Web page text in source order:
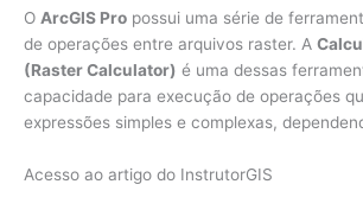
O ArcGIS Pro possui uma série de
de operações entre arquivos raster. A
(Raster Calculator) é uma dessas
capacidade para execução de operações
expressões simples e complexas,
Acesso ao artigo do InstrutorGIS